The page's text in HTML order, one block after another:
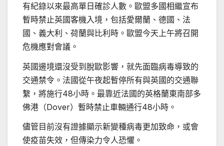
有紀錄以來最高單日確診人數。歐盟多國相繼宣布
暫時禁止英國客機入境，包括愛爾蘭、德國、法
國、義大利、荷蘭與比利時。歐盟今天上午將召開
危機應對會議。
英國邊境還沒受到脫歐影響，就先面臨病毒導致的
交通禁令。法國從午夜起暫停所有與英國的交通聯
繫，將施行48小時。最靠近法國的英格蘭東南部多
佛港（Dover）暫時禁止車輛通行48小時。
儘管目前沒有證據顯示新變種病毒更加致命，或會
使疫苗失效，但傳染力令人恐懼。